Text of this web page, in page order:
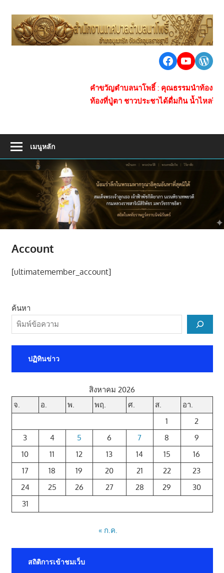
content
ยา
เสพ
ติด
การ
คมนาคม
สะดวก
เศรษฐกิจ
คุณภาพ
Facebook
https://
คำขวัญตำบลนาโพธิ์ : คุณธรรมนำท้องถิ่น ของ
ท้องที่ปู่ตา ชาวประชาได้ดื่มกิน น้ำไหลรินสร้าง
เมนูหลัก
Account
[ultimatemember_account]
ค้นหา
ปฏิทินข่าว
สิงหาคม 2026
จ.
อ. พ. พฤ. ศ. ส.
อา.
1
2
3
4 5 6 7 8
9
10
11 12 13 14 15
16
17
18 19 20 21 22
23
24
25 26 27 28 29
30
31
« ก.ค.
สถิติการเข้าชมเว็บ